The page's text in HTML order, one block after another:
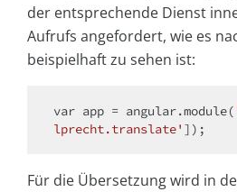
der entsprechende Dienst
Aufrufs angefordert, wie es
beispielhaft zu sehen ist:
var app = angular.module(
lprecht.translate'
Für die Übersetzung wird in